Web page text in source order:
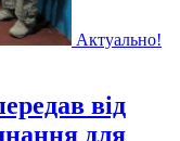
Актуально!
від
для